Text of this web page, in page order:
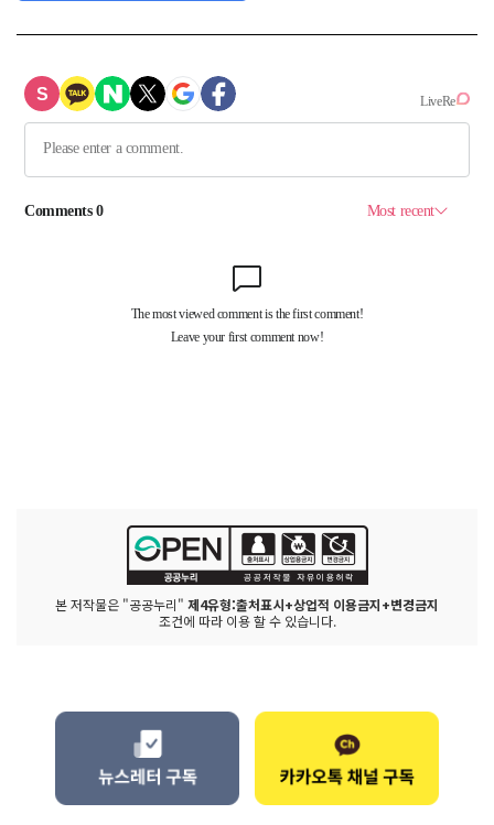
본 저작물은 "공공누리" 제4유형:출처표시+상업적 이용금지+변경금지
조건에 따라 이용 할 수 있습니다.